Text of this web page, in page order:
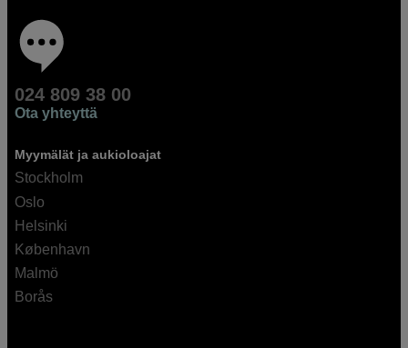
024 809 38 00
Ota yhteyttä
Myymälät ja aukioloajat
Stockholm
Oslo
Helsinki
København
Malmö
Borås